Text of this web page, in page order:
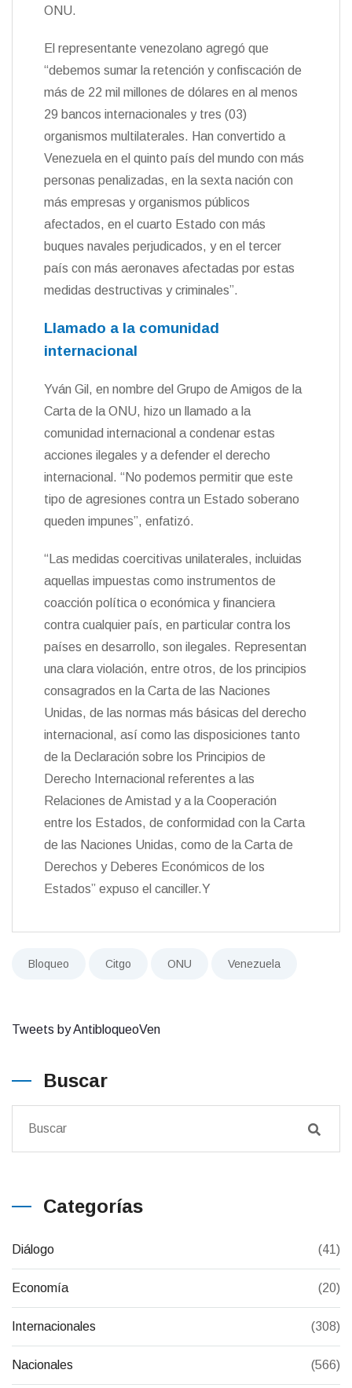
ONU.
El representante venezolano agregó que
“debemos sumar la retención y confiscación de
más de 22 mil millones de dólares en al menos
29 bancos internacionales y tres (03)
organismos multilaterales. Han convertido a
Venezuela en el quinto país del mundo con más
personas penalizadas, en la sexta nación con
más empresas y organismos públicos
afectados, en el cuarto Estado con más
buques navales perjudicados, y en el tercer
país con más aeronaves afectadas por estas
medidas destructivas y criminales”.
Llamado a la comunidad
internacional
Yván Gil, en nombre del Grupo de Amigos de la
Carta de la ONU, hizo un llamado a la
comunidad internacional a condenar estas
acciones ilegales y a defender el derecho
internacional. “No podemos permitir que este
tipo de agresiones contra un Estado soberano
queden impunes”, enfatizó.
“Las medidas coercitivas unilaterales, incluidas
aquellas impuestas como instrumentos de
coacción política o económica y financiera
contra cualquier país, en particular contra los
países en desarrollo, son ilegales. Representan
una clara violación, entre otros, de los principios
consagrados en la Carta de las Naciones
Unidas, de las normas más básicas del derecho
internacional, así como las disposiciones tanto
de la Declaración sobre los Principios de
Derecho Internacional referentes a las
Relaciones de Amistad y a la Cooperación
entre los Estados, de conformidad con la Carta
de las Naciones Unidas, como de la Carta de
Derechos y Deberes Económicos de los
Estados” expuso el canciller.Y
Bloqueo Citgo ONU Venezuela
Tweets by AntibloqueoVen
Buscar
Categorías
Diálogo (41)
Economía (20)
Internacionales (308)
Nacionales (566)